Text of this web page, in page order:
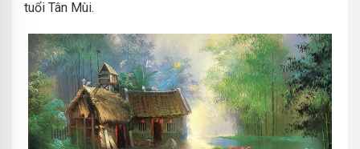
tuổi Tân Mùi.